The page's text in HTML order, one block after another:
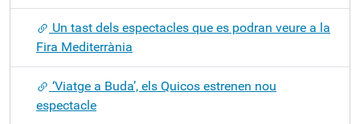
Un tast dels espectacles que es podran veure a la
Fira Mediterrània
‘Viatge a Buda’, els Quicos estrenen nou
espectacle